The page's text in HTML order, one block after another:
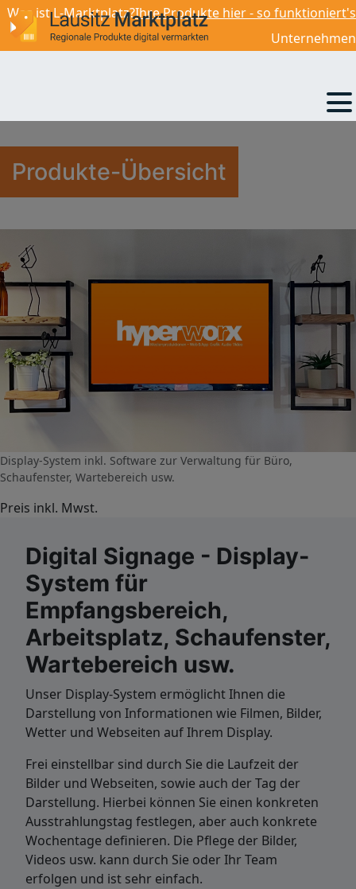
Was ist L-Marktplatz?Ihre Produkte hier - so funktioniert's
Unternehmen
Produkte-Übersicht
Display-System inkl. Software zur Verwaltung für Büro,
Schaufenster, Wartebereich usw.
589,00€
Preis inkl. Mwst.
Digital Signage - Display-
System für
Empfangsbereich,
Arbeitsplatz, Schaufenster,
Wartebereich usw.
Unser Display-System ermöglicht Ihnen die
Darstellung von Informationen wie Filmen, Bilder,
Wetter und Webseiten auf Ihrem Display.
Frei einstellbar sind durch Sie die Laufzeit der
Bilder und Webseiten, sowie auch der Tag der
Darstellung. Hierbei können Sie einen konkreten
Ausstrahlungstag festlegen, aber auch konkrete
Wochentage definieren. Die Pflege der Bilder,
Videos usw. kann durch Sie oder Ihr Team
erfolgen und ist sehr einfach.